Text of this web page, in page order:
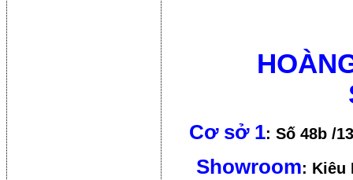
Cơ sở 1: Số 48b /
Showroom: Kiêu